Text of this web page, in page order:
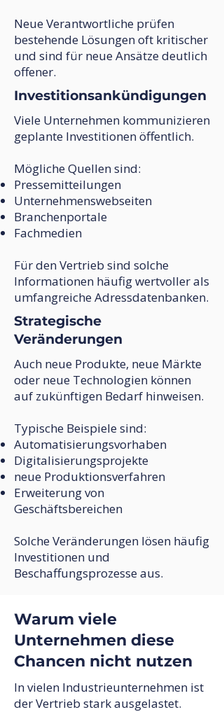
Neue Verantwortliche prüfen
bestehende Lösungen oft kritischer
und sind für neue Ansätze deutlich
offener.
Investitionsankündigungen
Viele Unternehmen kommunizieren
geplante Investitionen öffentlich.
Mögliche Quellen sind:
Pressemitteilungen
Unternehmenswebseiten
Branchenportale
Fachmedien
Für den Vertrieb sind solche
Informationen häufig wertvoller als
umfangreiche Adressdatenbanken.
Strategische
Veränderungen
Auch neue Produkte, neue Märkte
oder neue Technologien können
auf zukünftigen Bedarf hinweisen.
Typische Beispiele sind:
Automatisierungsvorhaben
Digitalisierungsprojekte
neue Produktionsverfahren
Erweiterung von
Geschäftsbereichen
Solche Veränderungen lösen häufig
Investitionen und
Beschaffungsprozesse aus.
Warum viele
Unternehmen diese
Chancen nicht nutzen
In vielen Industrieunternehmen ist
der Vertrieb stark ausgelastet.